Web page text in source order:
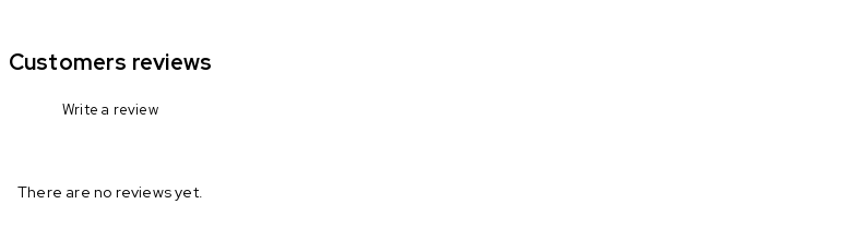
Customers reviews
Write a review
There are no reviews yet.